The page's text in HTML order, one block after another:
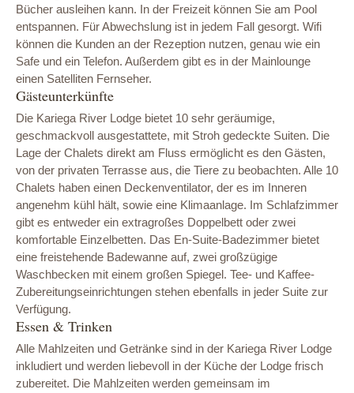
Bücher ausleihen kann. In der Freizeit können Sie am Pool
entspannen. Für Abwechslung ist in jedem Fall gesorgt. Wifi
können die Kunden an der Rezeption nutzen, genau wie ein
Safe und ein Telefon. Außerdem gibt es in der Mainlounge
einen Satelliten Fernseher.
Gästeunterkünfte
Die Kariega River Lodge bietet 10 sehr geräumige,
geschmackvoll ausgestattete, mit Stroh gedeckte Suiten. Die
Lage der Chalets direkt am Fluss ermöglicht es den Gästen,
von der privaten Terrasse aus, die Tiere zu beobachten. Alle 10
Chalets haben einen Deckenventilator, der es im Inneren
angenehm kühl hält, sowie eine Klimaanlage. Im Schlafzimmer
gibt es entweder ein extragroßes Doppelbett oder zwei
komfortable Einzelbetten. Das En-Suite-Badezimmer bietet
eine freistehende Badewanne auf, zwei großzügige
Waschbecken mit einem großen Spiegel. Tee- und Kaffee-
Zubereitungseinrichtungen stehen ebenfalls in jeder Suite zur
Verfügung.
Essen & Trinken
Alle Mahlzeiten und Getränke sind in der Kariega River Lodge
inkludiert und werden liebevoll in der Küche der Lodge frisch
zubereitet. Die Mahlzeiten werden gemeinsam im